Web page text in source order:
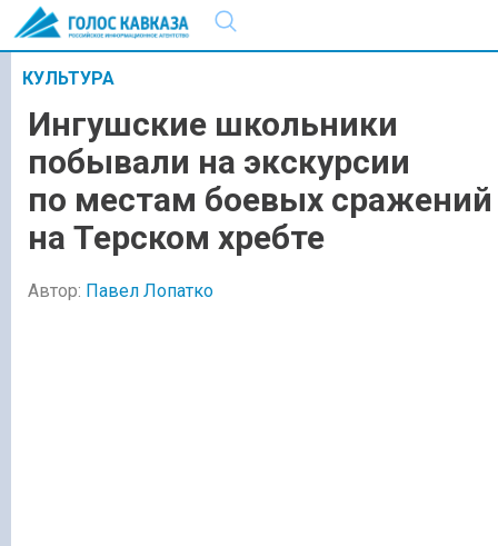
КУЛЬТУРА
Ингушские школьники
побывали на экскурсии
по местам боевых сражений
на Терском хребте
Автор: Павел Лопатко